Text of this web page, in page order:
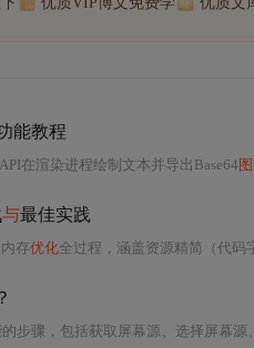
能教程
在渲染进程绘制文本并导出Base64
与最佳实践
存优化全过程，涵盖资源精简（代码
步骤，包括获取屏幕源、选择屏幕源